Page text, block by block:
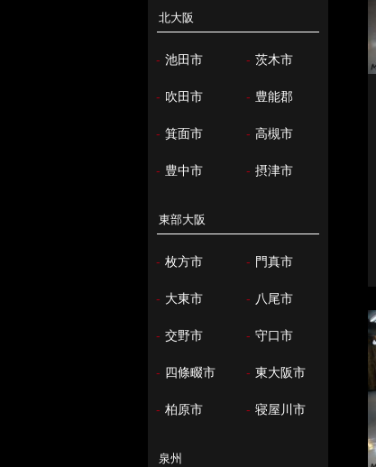
北大阪
- 池田市 - 茨木市
- 吹田市 - 豊能郡
- 箕面市 - 高槻市
- 豊中市 - 摂津市
東部大阪
- 枚方市 - 門真市
- 大東市 - 八尾市
- 交野市 - 守口市
- 四條畷市 - 東大阪市
- 柏原市 - 寝屋川市
泉州